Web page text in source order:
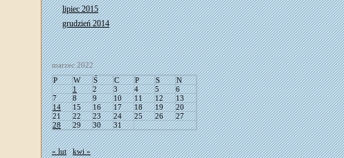
lipiec 2015
grudzień 2014
marzec 2022
P
W Ś C P S
N
1
2 3 4 5
6
7
8 9 10 11 12
13
14
15 16 17 18 19
20
21
22 23 24 25 26
27
28
29 30 31
« lut kwi »